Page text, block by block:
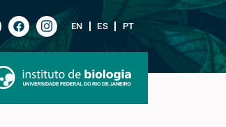
EN ES PT